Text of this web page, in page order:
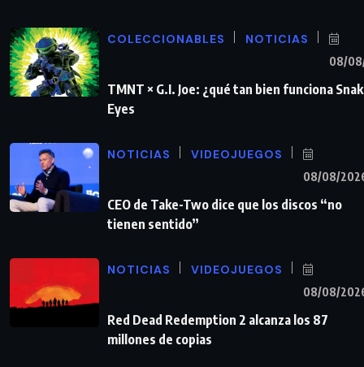
COLECCIONABLES NOTICIAS
08/
TMNT × G.I. Joe: ¿qué tan bien funciona
Eyes
NOTICIAS VIDEOJUEGOS
08/08/
CEO de Take-Two dice que los discos “no
tienen sentido”
NOTICIAS VIDEOJUEGOS
08/08/
Red Dead Redemption 2 alcanza los 87
millones de copias